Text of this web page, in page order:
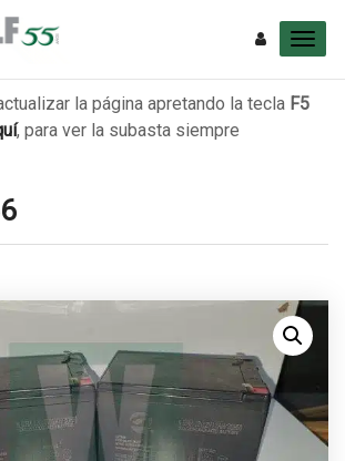
la página apretando la tecla F5
, para ver la subasta siempre